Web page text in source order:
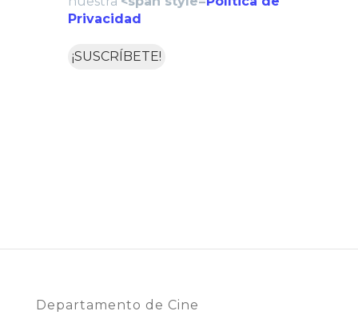
Privacidad
Departamento de Cine